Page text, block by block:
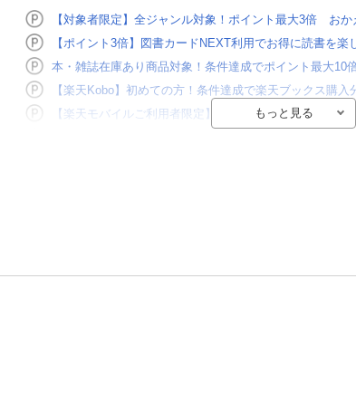
【対象者限定】全ジャンル対象！ポイント最大3倍 おか
【ポイント3倍】図書カードNEXT利用でお得に読書を楽
本・雑誌在庫あり商品対象！条件達成でポイント最大10
【楽天Kobo】初めての方！条件達成で楽天ブックス購入
【楽天モバイルご利用者限定】条件達成で100万ポイント